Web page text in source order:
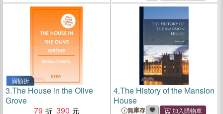
滿額折
3.The House in the Olive
Grove
79
390
4.The History of the Mansion
House
無庫存